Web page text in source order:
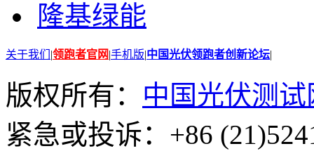
隆基绿能
关于我们 |领跑者官网|手机版|中国光伏领跑者创新论坛|
版权所有： 中国光伏测试
紧急或投诉：+86